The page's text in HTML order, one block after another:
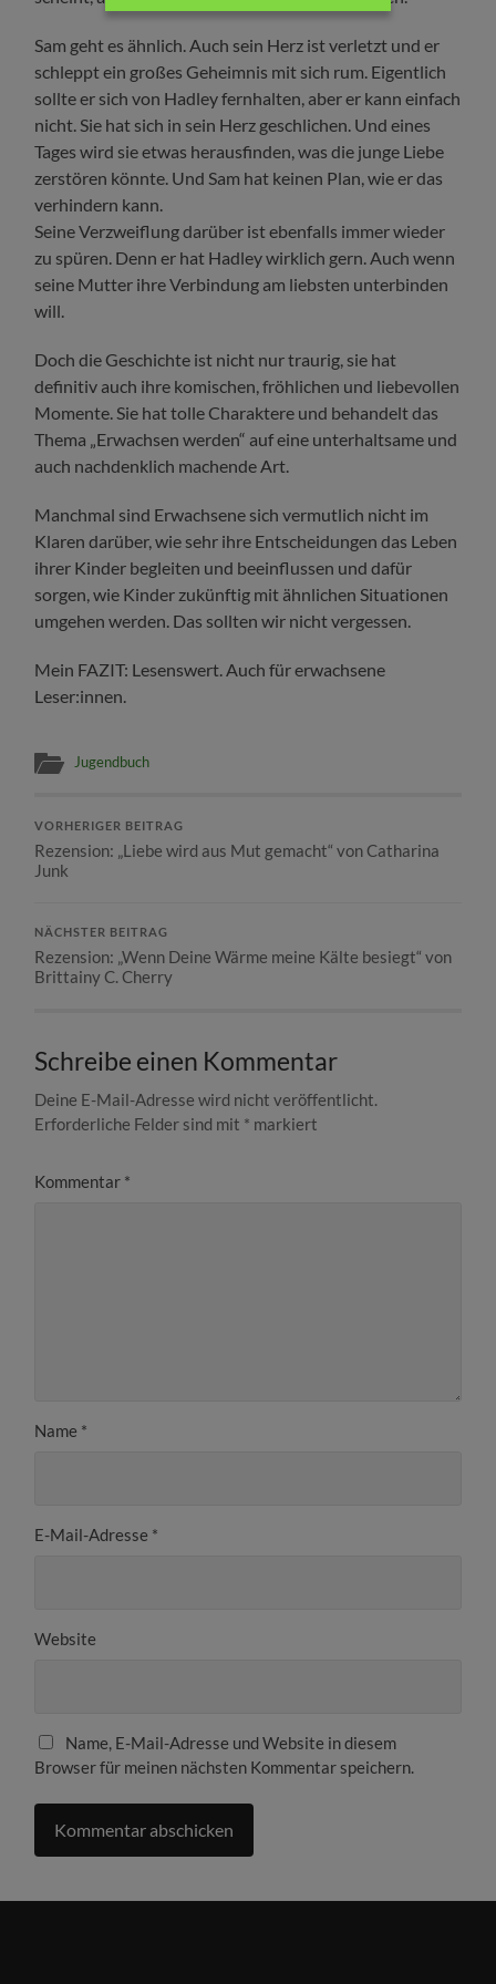
Sam geht es ähnlich. Auch sein Herz ist verletzt und er
schleppt ein großes Geheimnis mit sich rum. Eigentlich
sollte er sich von Hadley fernhalten, aber er kann einfach
nicht. Sie hat sich in sein Herz geschlichen. Und eines
Tages wird sie etwas herausfinden, was die junge Liebe
zerstören könnte. Und Sam hat keinen Plan, wie er das
verhindern kann.
Seine Verzweiflung darüber ist ebenfalls immer wieder
zu spüren. Denn er hat Hadley wirklich gern. Auch wenn
seine Mutter ihre Verbindung am liebsten unterbinden
will.
Doch die Geschichte ist nicht nur traurig, sie hat
definitiv auch ihre komischen, fröhlichen und liebevollen
Momente. Sie hat tolle Charaktere und behandelt das
Thema „Erwachsen werden“ auf eine unterhaltsame und
auch nachdenklich machende Art.
Manchmal sind Erwachsene sich vermutlich nicht im
Klaren darüber, wie sehr ihre Entscheidungen das Leben
ihrer Kinder begleiten und beeinflussen und dafür
sorgen, wie Kinder zukünftig mit ähnlichen Situationen
umgehen werden. Das sollten wir nicht vergessen.
Mein FAZIT: Lesenswert. Auch für erwachsene
Leser:innen.
Jugendbuch
VORHERIGER BEITRAG
Rezension: „Liebe wird aus Mut gemacht“ von Catharina
Junk
NÄCHSTER BEITRAG
Rezension: „Wenn Deine Wärme meine Kälte besiegt“ von
Brittainy C. Cherry
Schreibe einen Kommentar
Deine E-Mail-Adresse wird nicht veröffentlicht.
Erforderliche Felder sind mit * markiert
Kommentar *
Name *
E-Mail-Adresse *
Website
Name, E-Mail-Adresse und Website in diesem
Browser für meinen nächsten Kommentar speichern.